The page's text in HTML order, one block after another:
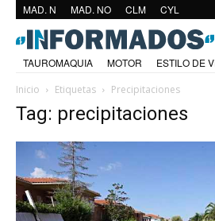
MAD. N MAD. NO CLM CYL
TAUROMAQUIA MOTOR
ESTILO DE
Inicio
Etiquetas Precipitaciones
Tag: precipitaciones